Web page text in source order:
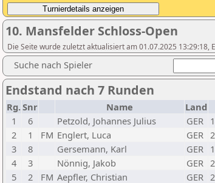
10. Mansfelder Schloss-Open
Die Seite wurde zuletzt aktualisiert am 01.07.2025 13:29:18,
Suche nach Spieler
Endstand nach 7 Runden
Rg.Snr Name Land
1
6 Petzold, Johannes Julius GER
2
1 FM Englert, Luca GER
3
8 Gersemann, Karl GER
4
3 Nönnig, Jakob GER
5
2 FM Aepfler, Christian GER